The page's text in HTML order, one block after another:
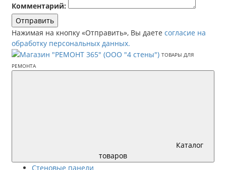
Комментарий:
Отправить
Нажимая на кнопку «Отправить», Вы даете согласие на
обработку персональных данных.
Каталог
товаров
Стеновые панели